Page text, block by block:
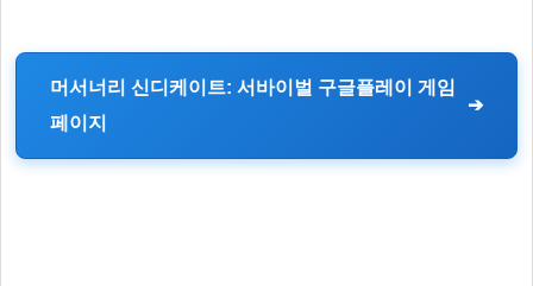
머서너리 신디케이트: 서바이벌 구글플레이 게임
페이지